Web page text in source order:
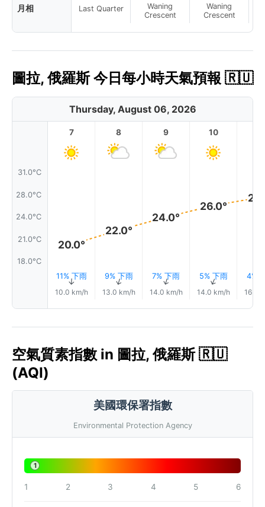
月相 Last Quarter
Waning
Crescent
Waning
Crescent
圖拉, 俄羅斯 今日每小時天氣預報 🇷🇺
Thursday, August 06, 2026
31.0°C
28.0°C
24.0°C
21.0°C
18.0°C
7
20.0°
11% 下雨
↑
10.0 km/h
8
22.0°
9% 下雨
↑
13.0 km/h
9
24.0°
7% 下雨
↑
14.0 km/h
10
26.0°
5% 下雨
↑
14.0 km/h
4%
16.0
空氣質素指數 in 圖拉, 俄羅斯 🇷🇺
(AQI)
美國環保署指數
Environmental Protection Agency
1
1 2 3 4 5 6